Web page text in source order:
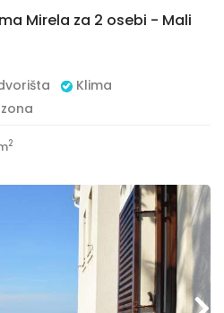
Mirela za 2 osebi - Mali
Klima
2